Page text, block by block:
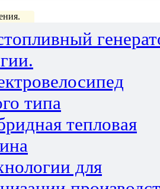
типа
тепловая
для